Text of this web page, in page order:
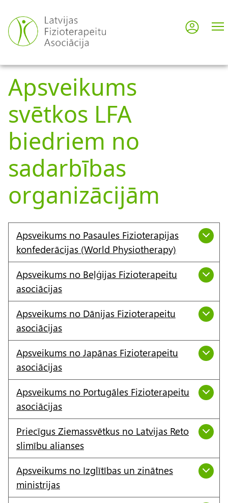
main
content
User
Log in
Apsveikums
svētkos LFA
biedriem no
sadarbības
organizācijām
Apsveikums no Pasaules Fizioterapijas
konfederācijas (World Physiotherapy)
Apsveikums no Beļģijas Fizioterapeitu
asociācijas
Apsveikums no Dānijas Fizioterapeitu
asociācijas
Apsveikums no Japānas Fizioterapeitu
asociācijas
Apsveikums no Portugāles Fizioterapeitu
asociācijas
Priecīgus Ziemassvētkus no Latvijas Reto
slimību alianses
Apsveikums no Izglītības un zinātnes
ministrijas